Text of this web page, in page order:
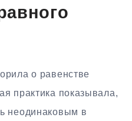
о равенстве
практика показывала,
неодинаковым в